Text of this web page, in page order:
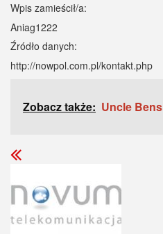
Wpis zamieścił/a:
Aniag1222
Źródło danych:
http://nowpol.com.pl/kontakt.php
Zobacz także: Uncle Bens